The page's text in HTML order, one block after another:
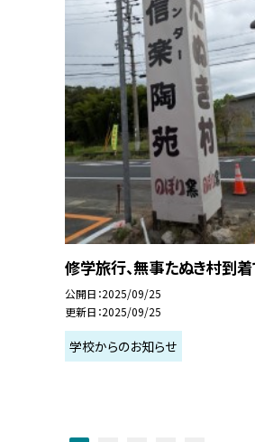
修学旅行、無事たぬき村到着
公開日 2025/09/25
更新日 2025/09/25
学校からのお知らせ